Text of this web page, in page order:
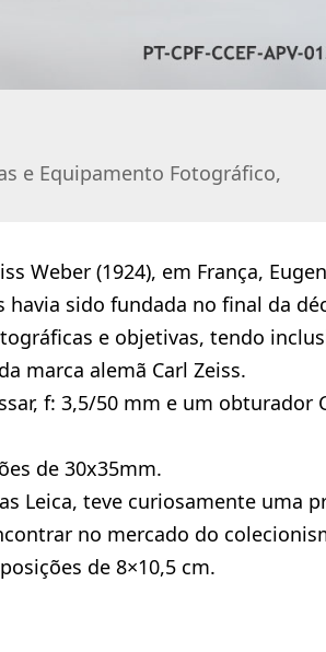
e Equipamento Fotográfico,
Weber (1924), em França,
havia sido fundada no final da
e objetivas, tendo
marca alemã Carl Zeiss.
f: 3,5/50 mm e um obturador
de 30x35mm.
Leica, teve curiosamente uma
no mercado do
de 8×10,5 cm.